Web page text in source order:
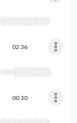
02:36
00:30